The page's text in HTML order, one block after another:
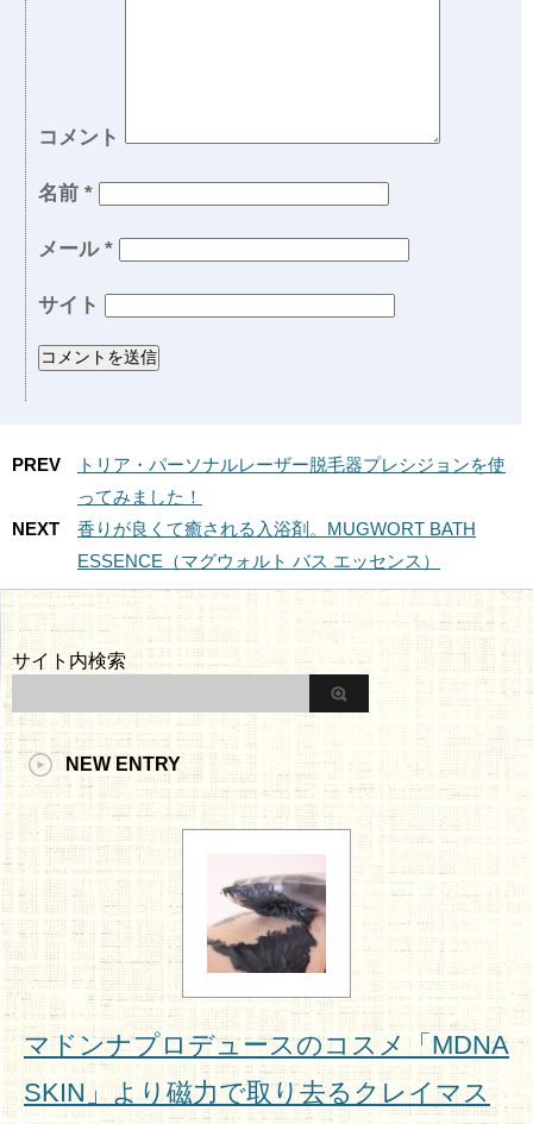
コメント
名前 *
メール *
サイト
PREV
トリア・パーソナルレーザー脱毛器プレシジョンを使
ってみました！
NEXT
香りが良くて癒される入浴剤。MUGWORT BATH
ESSENCE（マグウォルト バス エッセンス）
サイト内検索
NEW ENTRY
マドンナプロデュースのコスメ「MDNA
SKIN」より磁力で取り去るクレイマス